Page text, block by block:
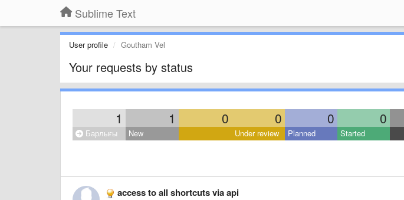
Sublime Text
User profile Goutham Vel
Your requests by status
1 1 0 0 0 0
Барлығы New Under review Planned Started
access to all shortcuts via api